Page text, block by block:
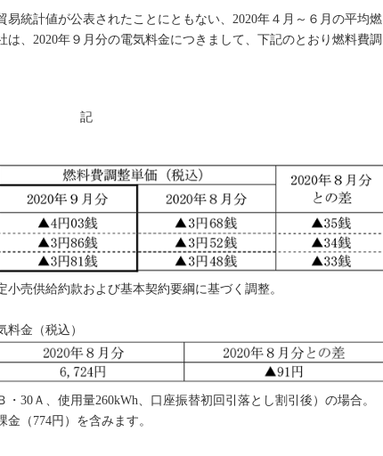
統計値が公表されたことにともない、2020年４月～６月の平均燃
、2020年９月分の電気料金につきまして、下記のとおり燃料費調
記
小売供給約款および基本契約要綱に基づく調整。
金（税込）
・30Ａ、使用量260kWh、口座振替初回引落とし割引後）の場合。
金（774円）を含みます。